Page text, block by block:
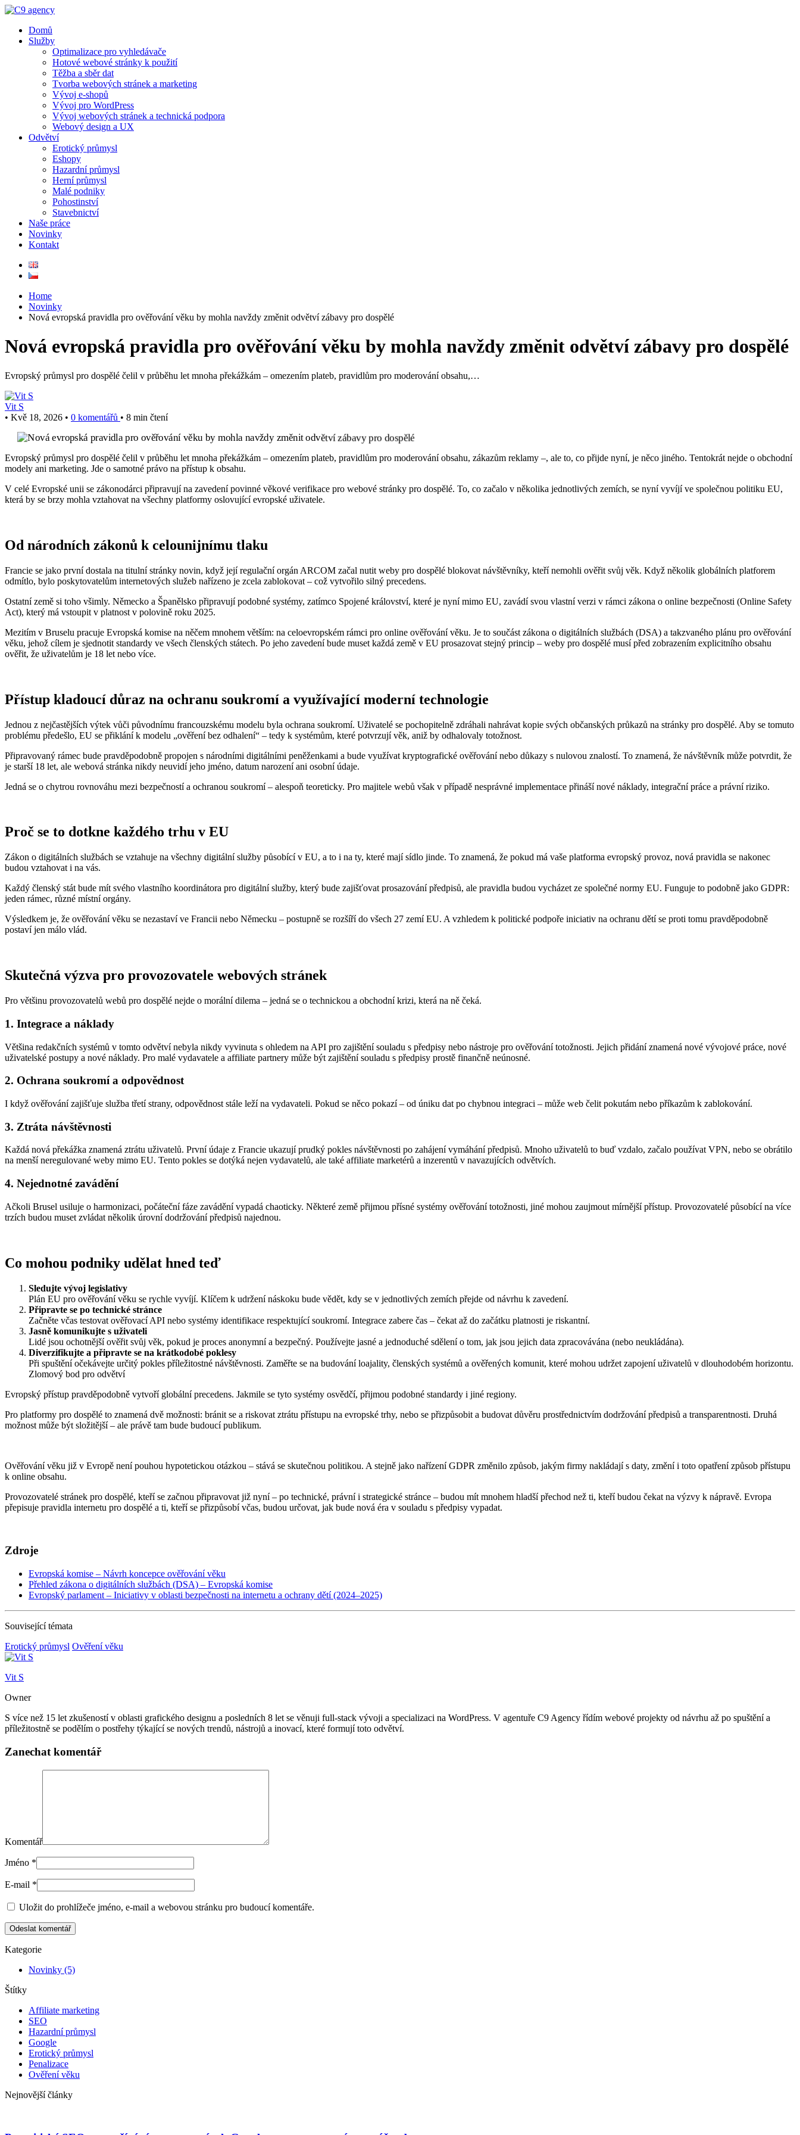
Domů
Služby
Optimalizace pro vyhledávače
Hotové webové stránky k použití
Těžba a sběr dat
Tvorba webových stránek a marketing
Vývoj e-shopů
Vývoj pro WordPress
Vývoj webových stránek a technická podpora
Webový design a UX
Odvětví
Erotický průmysl
Eshopy
Hazardní průmysl
Herní průmysl
Malé podniky
Pohostinství
Stavebnictví
Naše práce
Novinky
Kontakt
Home
Novinky
Nová evropská pravidla pro ověřování věku by mohla navždy změnit odvětví zábavy pro dospělé
Nová evropská pravidla pro ověřování věku by mohla navždy změnit odvětví zábavy pro dospělé
Evropský průmysl pro dospělé čelil v průběhu let mnoha překážkám – omezením plateb, pravidlům pro moderování obsahu,…
Vit S
• Kvě 18, 2026 • 0 komentářů • 8 min čtení
Evropský průmysl pro dospělé čelil v průběhu let mnoha překážkám – omezením plateb, pravidlům pro moderování obsahu, zákazům reklamy –, ale to, co přijde nyní, je něco jiného. Tentokrát nejde o obchodní
modely ani marketing. Jde o samotné právo na přístup k obsahu.
V celé Evropské unii se zákonodárci připravují na zavedení povinné věkové verifikace pro webové stránky pro dospělé. To, co začalo v několika jednotlivých zemích, se nyní vyvíjí ve společnou politiku EU,
která by se brzy mohla vztahovat na všechny platformy oslovující evropské uživatele.
Od národních zákonů k celounijnímu tlaku
Francie se jako první dostala na titulní stránky novin, když její regulační orgán ARCOM začal nutit weby pro dospělé blokovat návštěvníky, kteří nemohli ověřit svůj věk. Když několik globálních platforem
odmítlo, bylo poskytovatelům internetových služeb nařízeno je zcela zablokovat – což vytvořilo silný precedens.
Ostatní země si toho všimly. Německo a Španělsko připravují podobné systémy, zatímco Spojené království, které je nyní mimo EU, zavádí svou vlastní verzi v rámci zákona o online bezpečnosti (Online Safety
Act), který má vstoupit v platnost v polovině roku 2025.
Mezitím v Bruselu pracuje Evropská komise na něčem mnohem větším: na celoevropském rámci pro online ověřování věku. Je to součást zákona o digitálních službách (DSA) a takzvaného plánu pro ověřování
věku, jehož cílem je sjednotit standardy ve všech členských státech. Po jeho zavedení bude muset každá země v EU prosazovat stejný princip – weby pro dospělé musí před zobrazením explicitního obsahu
ověřit, že uživatelům je 18 let nebo více.
Přístup kladoucí důraz na ochranu soukromí a využívající moderní technologie
Jednou z nejčastějších výtek vůči původnímu francouzskému modelu byla ochrana soukromí. Uživatelé se pochopitelně zdráhali nahrávat kopie svých občanských průkazů na stránky pro dospělé. Aby se tomuto
problému předešlo, EU se přiklání k modelu „ověření bez odhalení“ – tedy k systémům, které potvrzují věk, aniž by odhalovaly totožnost.
Připravovaný rámec bude pravděpodobně propojen s národními digitálními peněženkami a bude využívat kryptografické ověřování nebo důkazy s nulovou znalostí. To znamená, že návštěvník může potvrdit, že
je starší 18 let, ale webová stránka nikdy neuvidí jeho jméno, datum narození ani osobní údaje.
Jedná se o chytrou rovnováhu mezi bezpečností a ochranou soukromí – alespoň teoreticky. Pro majitele webů však v případě nesprávné implementace přináší nové náklady, integrační práce a právní riziko.
Proč se to dotkne každého trhu v EU
Zákon o digitálních službách se vztahuje na všechny digitální služby působící v EU, a to i na ty, které mají sídlo jinde. To znamená, že pokud má vaše platforma evropský provoz, nová pravidla se nakonec
budou vztahovat i na vás.
Každý členský stát bude mít svého vlastního koordinátora pro digitální služby, který bude zajišťovat prosazování předpisů, ale pravidla budou vycházet ze společné normy EU. Funguje to podobně jako GDPR:
jeden rámec, různé místní orgány.
Výsledkem je, že ověřování věku se nezastaví ve Francii nebo Německu – postupně se rozšíří do všech 27 zemí EU. A vzhledem k politické podpoře iniciativ na ochranu dětí se proti tomu pravděpodobně
postaví jen málo vlád.
Skutečná výzva pro provozovatele webových stránek
Pro většinu provozovatelů webů pro dospělé nejde o morální dilema – jedná se o technickou a obchodní krizi, která na ně čeká.
1. Integrace a náklady
Většina redakčních systémů v tomto odvětví nebyla nikdy vyvinuta s ohledem na API pro zajištění souladu s předpisy nebo nástroje pro ověřování totožnosti. Jejich přidání znamená nové vývojové práce, nové
uživatelské postupy a nové náklady. Pro malé vydavatele a affiliate partnery může být zajištění souladu s předpisy prostě finančně neúnosné.
2. Ochrana soukromí a odpovědnost
I když ověřování zajišťuje služba třetí strany, odpovědnost stále leží na vydavateli. Pokud se něco pokazí – od úniku dat po chybnou integraci – může web čelit pokutám nebo příkazům k zablokování.
3. Ztráta návštěvnosti
Každá nová překážka znamená ztrátu uživatelů. První údaje z Francie ukazují prudký pokles návštěvnosti po zahájení vymáhání předpisů. Mnoho uživatelů to buď vzdalo, začalo používat VPN, nebo se obrátilo
na menší neregulované weby mimo EU. Tento pokles se dotýká nejen vydavatelů, ale také affiliate marketérů a inzerentů v navazujících odvětvích.
4. Nejednotné zavádění
Ačkoli Brusel usiluje o harmonizaci, počáteční fáze zavádění vypadá chaoticky. Některé země přijmou přísné systémy ověřování totožnosti, jiné mohou zaujmout mírnější přístup. Provozovatelé působící na více
trzích budou muset zvládat několik úrovní dodržování předpisů najednou.
Co mohou podniky udělat hned teď
Sledujte vývoj legislativy
Plán EU pro ověřování věku se rychle vyvíjí. Klíčem k udržení náskoku bude vědět, kdy se v jednotlivých zemích přejde od návrhu k zavedení.
Připravte se po technické stránce
Začněte včas testovat ověřovací API nebo systémy identifikace respektující soukromí. Integrace zabere čas – čekat až do začátku platnosti je riskantní.
Jasně komunikujte s uživateli
Lidé jsou ochotnější ověřit svůj věk, pokud je proces anonymní a bezpečný. Používejte jasné a jednoduché sdělení o tom, jak jsou jejich data zpracovávána (nebo neukládána).
Diverzifikujte a připravte se na krátkodobé poklesy
Při spuštění očekávejte určitý pokles příležitostné návštěvnosti. Zaměřte se na budování loajality, členských systémů a ověřených komunit, které mohou udržet zapojení uživatelů v dlouhodobém horizontu.
Zlomový bod pro odvětví
Evropský přístup pravděpodobně vytvoří globální precedens. Jakmile se tyto systémy osvědčí, přijmou podobné standardy i jiné regiony.
Pro platformy pro dospělé to znamená dvě možnosti: bránit se a riskovat ztrátu přístupu na evropské trhy, nebo se přizpůsobit a budovat důvěru prostřednictvím dodržování předpisů a transparentnosti. Druhá
možnost může být složitější – ale právě tam bude budoucí publikum.
Ověřování věku již v Evropě není pouhou hypotetickou otázkou – stává se skutečnou politikou. A stejně jako nařízení GDPR změnilo způsob, jakým firmy nakládají s daty, změní i toto opatření způsob přístupu
k online obsahu.
Provozovatelé stránek pro dospělé, kteří se začnou připravovat již nyní – po technické, právní i strategické stránce – budou mít mnohem hladší přechod než ti, kteří budou čekat na výzvy k nápravě. Evropa
přepisuje pravidla internetu pro dospělé a ti, kteří se přizpůsobí včas, budou určovat, jak bude nová éra v souladu s předpisy vypadat.
Zdroje
Evropská komise – Návrh koncepce ověřování věku
Přehled zákona o digitálních službách (DSA) – Evropská komise
Evropský parlament – Iniciativy v oblasti bezpečnosti na internetu a ochrany dětí (2024–2025)
Související témata
Erotický průmysl Ověření věku
Vit S
Owner
S více než 15 let zkušeností v oblasti grafického designu a posledních 8 let se věnuji full-stack vývoji a specializaci na WordPress. V agentuře C9 Agency řídím webové projekty od návrhu až po spuštění a
příležitostně se podělím o postřehy týkající se nových trendů, nástrojů a inovací, které formují toto odvětví.
Zanechat komentář
Komentář
Jméno *
E-mail *
Uložit do prohlížeče jméno, e-mail a webovou stránku pro budoucí komentáře.
Kategorie
Novinky (5)
Štítky
Affiliate marketing
SEO
Hazardní průmysl
Google
Erotický průmysl
Penalizace
Ověření věku
Nejnovější články